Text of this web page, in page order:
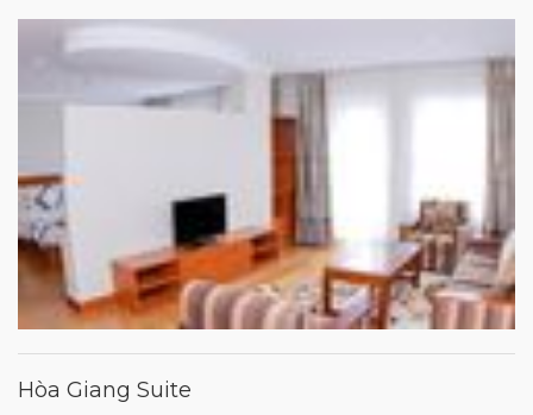
Hòa Giang Suite